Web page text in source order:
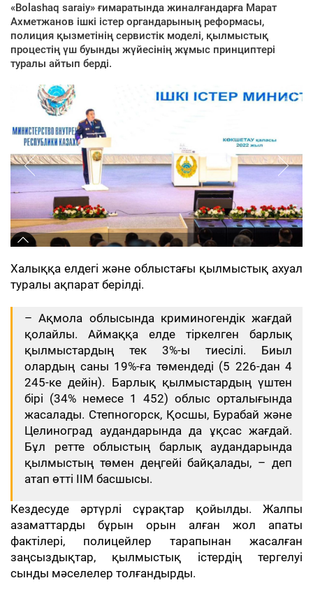
«Bolashaq saraiy» ғимаратында жиналғандарға Марат
Ахметжанов ішкі істер органдарының реформасы,
полиция қызметінің сервистік моделі, қылмыстық
процестің үш буынды жүйесінің жұмыс принциптері
туралы айтып берді.
Халыққа елдегі және облыстағы қылмыстық ахуал
туралы ақпарат берілді.
– Ақмола облысында криминогендік жағдай
қолайлы. Аймаққа елде тіркелген барлық
қылмыстардың тек 3%-ы тиесілі. Биыл
олардың саны 19%-ға төмендеді (5 226-дан 4
245-ке дейін). Барлық қылмыстардың үштен
бірі (34% немесе 1 452) облыс орталығында
жасалады. Степногорск, Қосшы, Бурабай және
Целиноград аудандарында да ұқсас жағдай.
Бұл ретте облыстың барлық аудандарында
қылмыстың төмен деңгейі байқалады, – деп
атап өтті ІІМ басшысы.
Кездесуде әртүрлі сұрақтар қойылды. Жалпы
азаматтарды бұрын орын алған жол апаты
фактілері, полицейлер тарапынан жасалған
заңсыздықтар, қылмыстық істердің тергелуі
сынды мәселелер толғандырды.